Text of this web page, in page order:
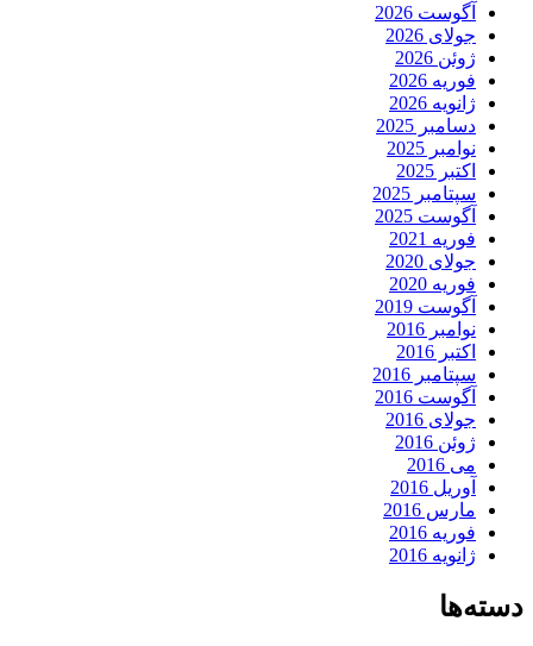
آگوست 2026
جولای 2026
ژوئن 2026
فوریه 2026
ژانویه 2026
دسامبر 2025
نوامبر 2025
اکتبر 2025
سپتامبر 2025
آگوست 2025
فوریه 2021
جولای 2020
فوریه 2020
آگوست 2019
نوامبر 2016
اکتبر 2016
سپتامبر 2016
آگوست 2016
جولای 2016
ژوئن 2016
می 2016
آوریل 2016
مارس 2016
فوریه 2016
ژانویه 2016
دسته‌ها